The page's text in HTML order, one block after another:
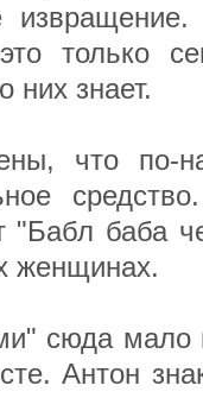
только
них знает.
что по-
"Бабл баба
женщинах.
сюда мало
Антон